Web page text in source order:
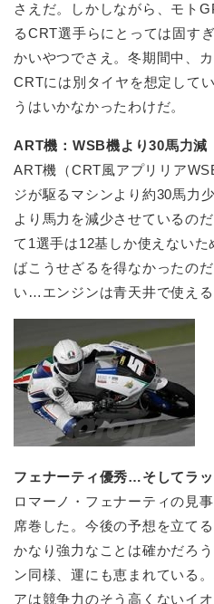
さえだ。しかしながら、モト
るCRT選手らにとっては固す
かいやつでさえ。冬期間中、
CRTには別タイヤを想定して
うはいかなかったわけだ。
ART機：WSB機より30馬力減
ART機（CRT風アプリリア
ジが駆るマシンより約30馬力
より馬力を減少させているの
て1選手は12基しか使えない
ばこうせざるを得なかったの
い…エンジンは青天井で使える
フェナーティ優秀…そしてラ
ロマーノ・フェナーティの見
席巻した。今後の予想を立て
かなり強力なことは確かだろ
ン同様、運にも恵まれている
アは競争力のそう高くないイ